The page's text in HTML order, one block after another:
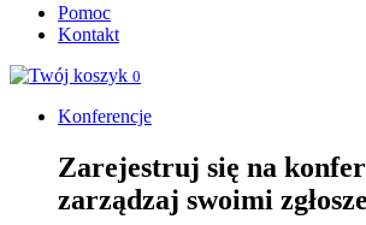
Pomoc
Kontakt
0
Konferencje
Zarejestruj się na
zarządzaj swoimi